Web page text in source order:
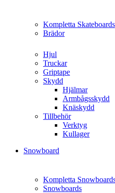
Kompletta Skateboards
Brädor
Hjul
Truckar
Griptape
Skydd
Hjälmar
Armbågsskydd
Knäskydd
Tillbehör
Verktyg
Kullager
Snowboard
Kompletta
Snowboards